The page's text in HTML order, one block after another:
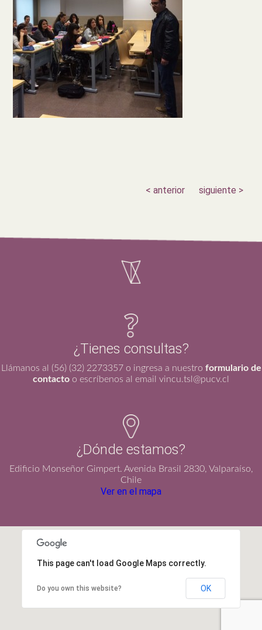
< anterior siguiente >
¿Tienes consultas?
Llámanos al (56) (32) 2273357 o ingresa a nuestro formulario de
contacto o escríbenos al email vincu.tsl@pucv.cl
¿Dónde estamos?
Edificio Monseñor Gimpert. Avenida Brasil 2830, Valparaíso,
Chile
Ver en el mapa
This page can't load Google Maps correctly.
Do you own this website? OK